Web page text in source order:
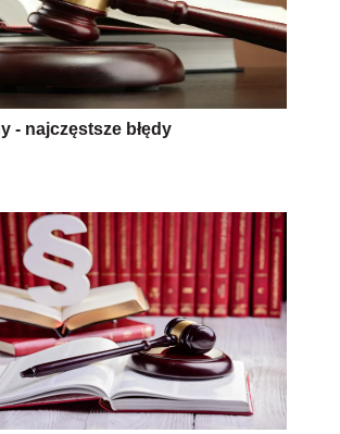
- najczęstsze błędy